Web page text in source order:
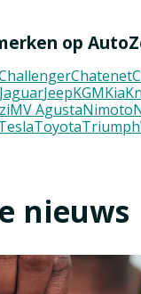
op
Chatenet
JaguarJeepKGMKia
MV AgustaNimoto
ToyotaTriumph
nieuws